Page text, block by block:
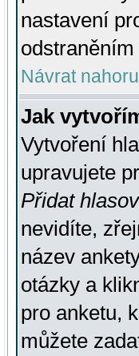
nastavení
Návrat nahoru
Jak
Vytvoření
upravujete
Přidat
nevidíte,
název
otázky a
pro anketu,
můžete